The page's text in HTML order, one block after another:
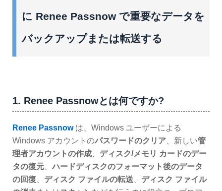
に Renee Passnow で重要なデータを
バックアップまたは転送する
1. Renee Passnowとは何ですか?
Renee Passnowは、Windows ユーザーによる
Windows アカウントのパスワードのクリア、新しい管
理者アカウントの作成、 ディスク/メモリ カードのデー
タの復元、ハードディスクのフォーマット後のデータ
の回復、 ディスク ファイルの転送、 ディスク ファイル